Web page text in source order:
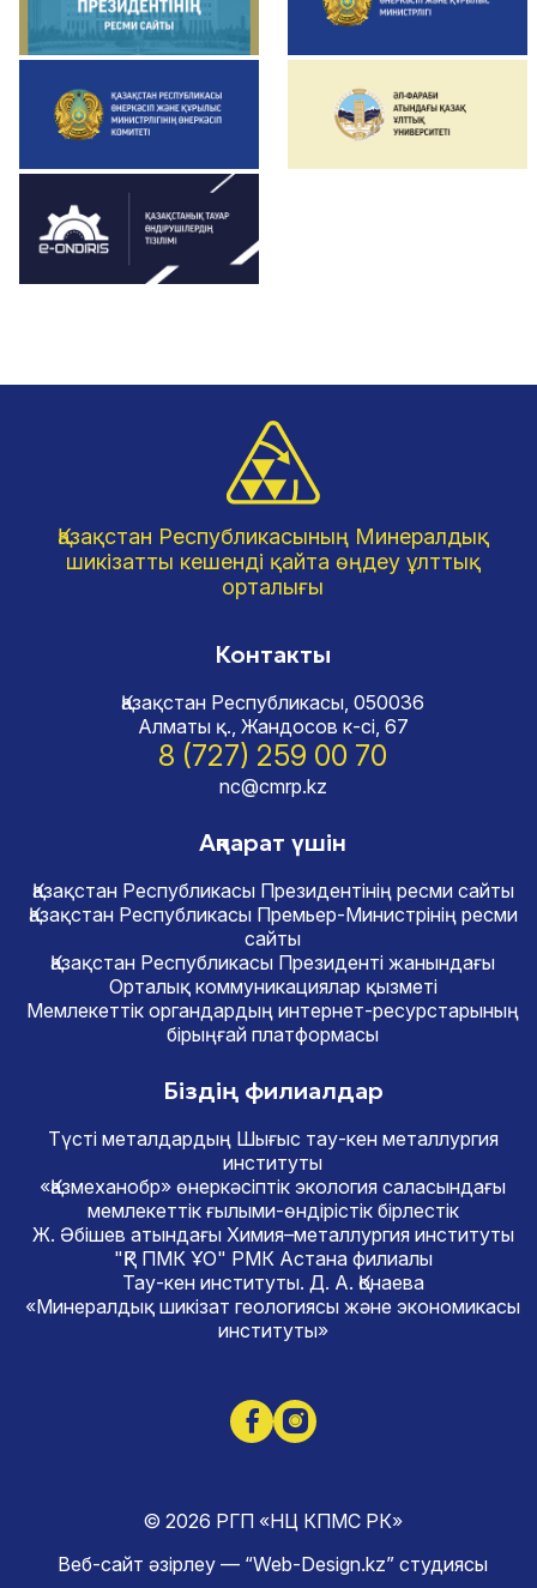
Қазақстан Республикасының Минералдық
шикізатты кешенді қайта өңдеу ұлттық
орталығы
Контакты
Қазақстан Республикасы, 050036
Алматы қ., Жандосов к-сі, 67
8 (727) 259 00 70
nc@cmrp.kz
Ақпарат үшін
Қазақстан Республикасы Президентінің ресми сайты
Қазақстан Республикасы Премьер-Министрінің ресми
сайты
Қазақстан Республикасы Президенті жанындағы
Орталық коммуникациялар қызметі
Мемлекеттік органдардың интернет-ресурстарының
бірыңғай платформасы
Біздің филиалдар
Түсті металдардың Шығыс тау-кен металлургия
институты
«Қазмеханобр» өнеркәсіптік экология саласындағы
мемлекеттік ғылыми-өндірістік бірлестік
Ж. Әбішев атындағы Химия–металлургия институты
"ҚР ПМК ҰО" РМК Астана филиалы
Тау-кен институты. Д. А. Қонаева
«Минералдық шикізат геологиясы және экономикасы
институты»
© 2026 РГП «НЦ КПМС РК»
Веб-сайт әзірлеу — “Web-Design.kz” студиясы